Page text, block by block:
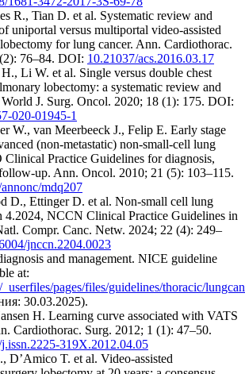
R., Tian D. et al. Systematic review and
uniportal versus multiportal video-assisted
for lung cancer. Ann. Cardiothorac.
76–84. DOI: 10.21037/acs.2016.03.17
Li W. et al. Single versus double chest
lobectomy: a systematic review and
World J. Surg. Oncol. 2020; 18 (1): 175. DOI:
020-01945-1
W., van Meerbeeck J., Felip E. Early stage
(non-metastatic) non-small-cell lung
Clinical Practice Guidelines for diagnosis,
up. Ann. Oncol. 2010; 21 (5): 103–115.
mdq207
D., Ettinger D. et al. Non-small cell lung
4.2024, NCCN Clinical Practice Guidelines in
Compr. Canc. Netw. 2024; 22 (4): 249–
jnccn.2204.0023
and management. NICE guideline
at:
pages/files/guidelines/thoracic/
30.03.2025).
H. Learning curve associated with VATS
Cardiothorac. Surg. 2012; 1 (1): 47–50.
319X.2012.04.05
D’Amico T. et al. Video-assisted